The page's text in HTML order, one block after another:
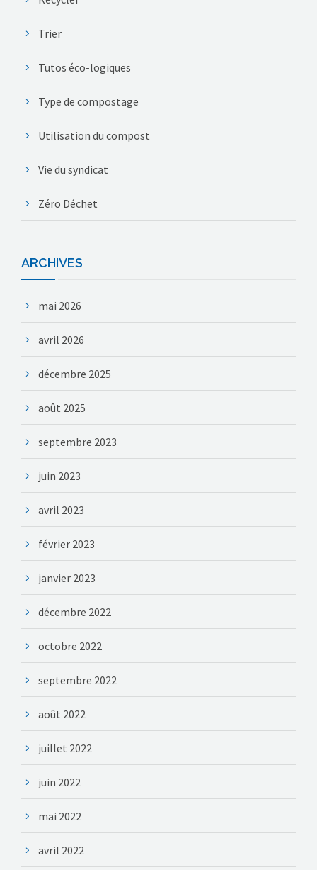
Trier
Tutos éco-logiques
Type de compostage
Utilisation du compost
Vie du syndicat
Zéro Déchet
ARCHIVES
mai 2026
avril 2026
décembre 2025
août 2025
septembre 2023
juin 2023
avril 2023
février 2023
janvier 2023
décembre 2022
octobre 2022
septembre 2022
août 2022
juillet 2022
juin 2022
mai 2022
avril 2022